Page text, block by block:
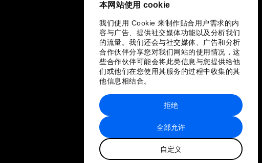
本网站使用 cookie
我们使用 Cookie 来制作贴合用户需求的内
容与广告、提供社交媒体功能以及分析我们
的流量。我们还会与社交媒体、广告和分析
合作伙伴分享您对我们网站的使用情况，这
些合作伙伴可能会将此类信息与您提供给他
们或他们在您使用其服务的过程中收集的其
他信息相结合。
全部允许
自定义
拒绝